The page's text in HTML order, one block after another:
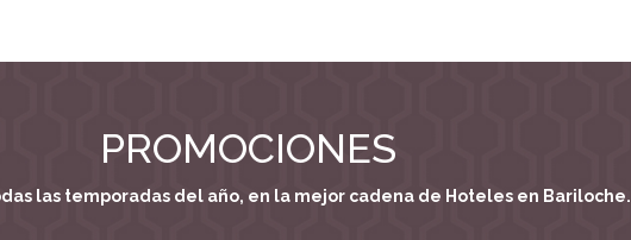
PROMOCIONES
las temporadas del año, en la mejor cadena de Hoteles en Bariloche.